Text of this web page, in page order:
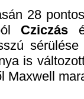
28
Cziczás
is
Maxwell